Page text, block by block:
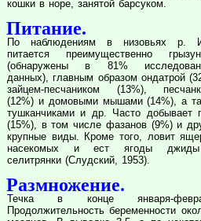
кошки в норе, занятой барсуком.
Питание.
По наблюдениям в низовьях р.
питается преимущественно
(обнаружены в 81%
данных), главным образом ондатрой
зайцем-песчаником (13%),
(12%) и домовыми мышами (14%), а
тушканчиками и др. Часто добывает
(15%), в том числе фазанов (9%) и
крупные виды. Кроме того, ловит
насекомых и ест ягоды
селитрянки (Слудский, 1953).
Размножение.
Течка в конце января-
Продолжительность беременности